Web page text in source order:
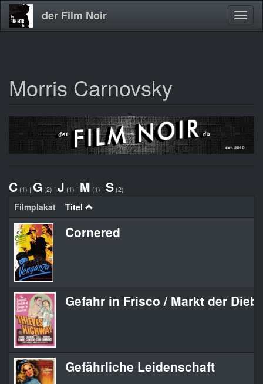
Direkt
zum
der Film Noir
Morris Carnovsky
C (1) | G (2) | J (1) | M (1) | S (2)
Filmplakat Titel
Cornered
Gefahr in Frisco / Markt der
Gefährliche Leidenschaft